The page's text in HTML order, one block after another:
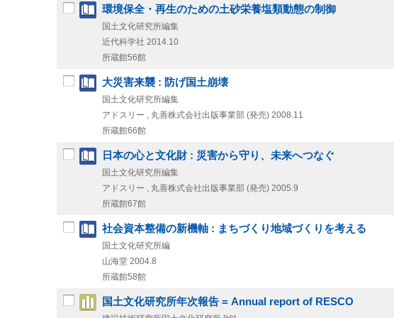
環境保全・再生のための土砂栄養塩類動態の制御
国土文化研究所編集
近代科学社 2014.10
所蔵館56館
大災害来襲 : 防げ国土崩壊
国土文化研究所編集
アドスリー , 丸善株式会社出版事業部 (発売) 2008.11
所蔵館66館
日本の心と文化財 : 災害から守り、未来へつなぐ
国土文化研究所編集
アドスリー , 丸善株式会社出版事業部 (発売) 2005.9
所蔵館67館
社会資本整備の新機軸 : まちづくり地域づくりを考える
国土文化研究所編
山海堂 2004.8
所蔵館58館
国土文化研究所年次報告 = Annual report of RESCO